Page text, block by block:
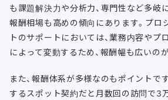
も課題解決力や分析力、専門性など多岐
報酬相場も高めの傾向にあります。プロ
トのサポートにおいては、業務内容やプ
によって変動するため、報酬幅も広いのが
また、報酬体系が多様なのもポイントで
するスポット契約だと月数回の訪問で3